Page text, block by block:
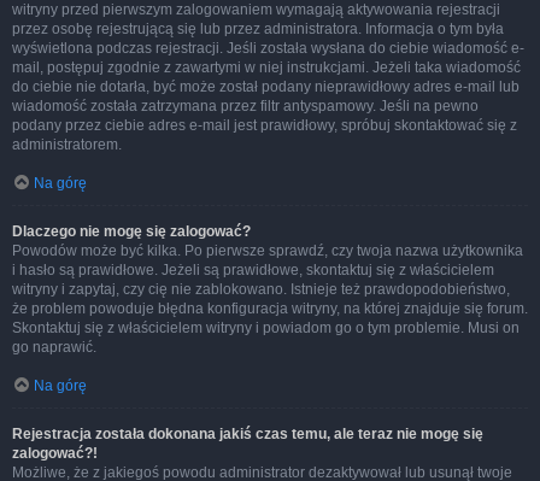
witryny przed pierwszym zalogowaniem wymagają aktywowania rejestracji
przez osobę rejestrującą się lub przez administratora. Informacja o tym była
wyświetlona podczas rejestracji. Jeśli została wysłana do ciebie wiadomość e-
mail, postępuj zgodnie z zawartymi w niej instrukcjami. Jeżeli taka wiadomość
do ciebie nie dotarła, być może został podany nieprawidłowy adres e-mail lub
wiadomość została zatrzymana przez filtr antyspamowy. Jeśli na pewno
podany przez ciebie adres e-mail jest prawidłowy, spróbuj skontaktować się z
administratorem.
Na górę
Dlaczego nie mogę się zalogować?
Powodów może być kilka. Po pierwsze sprawdź, czy twoja nazwa użytkownika
i hasło są prawidłowe. Jeżeli są prawidłowe, skontaktuj się z właścicielem
witryny i zapytaj, czy cię nie zablokowano. Istnieje też prawdopodobieństwo,
że problem powoduje błędna konfiguracja witryny, na której znajduje się forum.
Skontaktuj się z właścicielem witryny i powiadom go o tym problemie. Musi on
go naprawić.
Na górę
Rejestracja została dokonana jakiś czas temu, ale teraz nie mogę się
zalogować?!
Możliwe, że z jakiegoś powodu administrator dezaktywował lub usunął twoje